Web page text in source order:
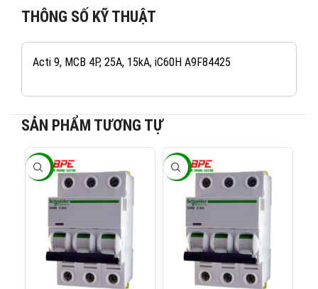
THÔNG SỐ KỸ THUẬT
Acti 9, MCB 4P, 25A, 15kA, iC60H A9F84425
SẢN PHẨM TƯƠNG TỰ
-40% -40%
KINH DOANH 1: 082 234 2688
KINH DOANH 2: 0965 101 613